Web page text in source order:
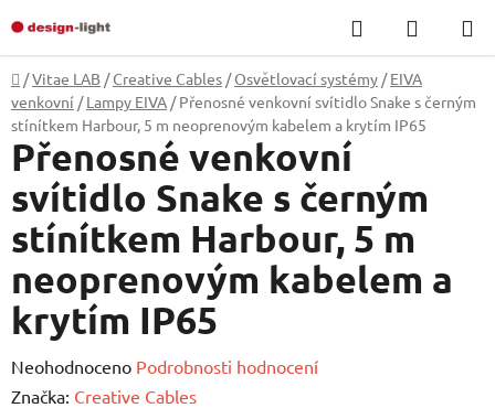
na
obsah
Hledat
KOŠÍK
Domů
/Vitae LAB / Creative Cables / Osvětlovací systémy / EIVA
venkovní / Lampy EIVA / Přenosné venkovní svítidlo Snake s černým
stínítkem Harbour, 5 m neoprenovým kabelem a krytím IP65
Přenosné venkovní
svítidlo Snake s černým
stínítkem Harbour, 5 m
neoprenovým kabelem a
krytím IP65
Průměrné
hodnocení
Neohodnoceno Podrobnosti hodnocení
Značka: Creative Cables